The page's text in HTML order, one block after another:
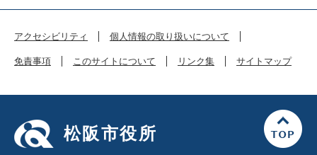
アクセシビリティ 個人情報の取り扱いについて
免責事項 このサイトについて リンク集 サイトマップ
松阪市役所